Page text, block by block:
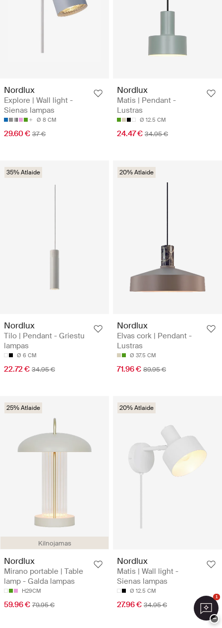
Nordlux
Explore | Wall light -
Sienas lampas
Ø 8 CM
29.60 € 37 €
Nordlux
Matis | Pendant -
Lustras
Ø 12.5 CM
24.47 € 34.95 €
35% Atlaide
Nordlux
Tilo | Pendant - Griestu
lampas
Ø 6 CM
22.72 € 34.95 €
20% Atlaide
Nordlux
Elvas cork | Pendant -
Lustras
Ø 37.5 CM
71.96 € 89.95 €
Kilnojamas
25% Atlaide
Nordlux
Mirano portable | Table
lamp - Galda lampas
H29CM
59.96 € 79.95 €
20% Atlaide
Nordlux
Matis | Wall light -
Sienas lampas
Ø 12.5 CM
27.96 € 34.95 €
1
−